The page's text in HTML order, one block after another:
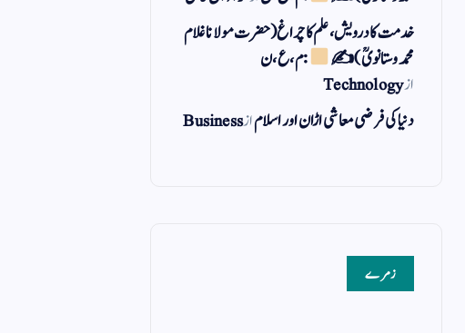
خدمت کا درویش، علم کا چراغ(حضرت مولانا غلام
محمد وستانویؒ)✍
: م ، ع ، ن
ازTechnology
دنیا کی فرضی معاشی اڑان اور اسلامازBusiness
زمرے